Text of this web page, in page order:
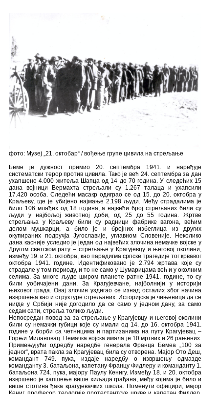
фото: Музеј „21. октобар“ / вођење групе цивила на стрељање
Беме је дужност примио 20. септембра 1941. и наређује
систематски терор против цивила. Тако је већ 24. септембра за дан
ухапшено 4.000 житеља Шапца од 14 до 70 година. У следећих 15
дана војници Вермахта стрељали су 1.267 талаца и ухапсили
17.420 особа. Следећи масакр одиграо се од 15. до 20. октобра у
Краљеву, где је убијено најмање 2.198 људи. Међу страдалима је
било 106 млађих од 18 година, а највећи број стрељаних били су
људи у најбољој животној доби, од 25 до 55 година. Жртве
стрељања у Краљеву били су радници фабрике вагона, већим
делом мушкарци, а било је и бројних избеглица из других
окупираних подручја Југославије, углавном Словеније. Неколико
дана касније уследио је један од највећих злочина немачке војске у
Другом светском рату – стрељање у Крагујевцу и његовој околини,
између 19. и 21. октобра, као парадигма српске трагедије тог крвавог
октобра 1941. године. Идентификовано је 2.794 жртава које су
страдале у том периоду, и то не само у Шумарицама већ и у околним
селима. За многе људе широм планете ратне 1941. године, то су
били уобичајени дани. За Крагујевчане, најболнији у историји
њиховог града. Овај злочин уздигао се изнад осталих због начина
извршења као и структуре стрељаних. Историјска је чињеница да се
нигде у Србији није догодило да се само у једном дану, за само
седам сати, стреља толико људи.
Непосредан повод за за стрељање у Крагујевцу и његовој околини
били су немачки губици које су имали од 14. до 16. октобра 1941.
године у борби са четницима и партизанима на путу Крагујевац –
Горњи Милановац. Немачка војска имала је 10 мртвих и 26 рањених.
Примењујући одредбу наредбе генерала Франца Бемеа „100 за
једног“, врата паклa за Крагујевац била су отворена. Мајор Ото Деш,
командант 749. пука, издаје наредбу о извршењу одмазде
команданту 3. батаљона, капетану Францу Фидлеру и команданту 1.
батаљона 724. пука, мајору Паулу Кенигу. Између 18. и 20. октобра
извршено је хапшење више хиљада грађана, међу којима је било и
више стотина ђака крагујевачких школа. Поменути официри, мајор